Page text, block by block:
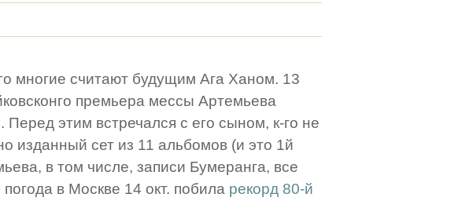
многие считают будущим Ага Ханом. 13
премьера мессы Артемьева
этим встречался с его сыном, к-го не
изданный сет из 11 альбомов (и это 1й
в том числе, записи Бумеранга, все
в Москве 14 окт. побила рекорд 80-й